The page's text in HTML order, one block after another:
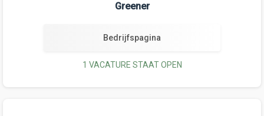
Greener
Bedrijfspagina
1 VACATURE STAAT OPEN